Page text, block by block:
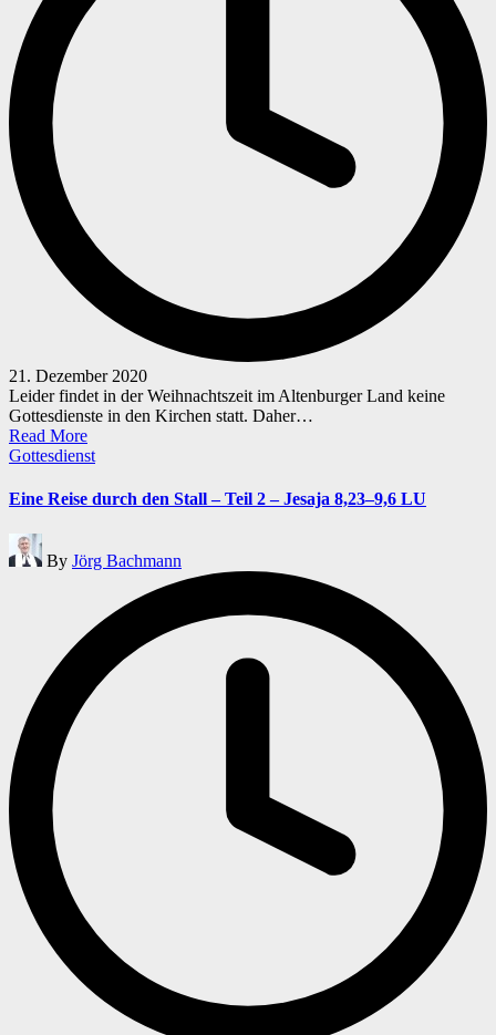
21. Dezember 2020
Leider findet in der Weihnachtszeit im Altenburger Land keine
Gottesdienste in den Kirchen statt. Daher…
Read More
Posted
Gottesdienst
Eine Reise durch den Stall – Teil 2 – Jesaja 8,23–9,6 LU
Posted
by
By Jörg Bachmann